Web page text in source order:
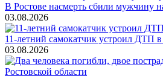
В Ростове насмерть сбили мужчину
03.08.2026
11-летний самокатчик устроил ДТП в
03.08.2026